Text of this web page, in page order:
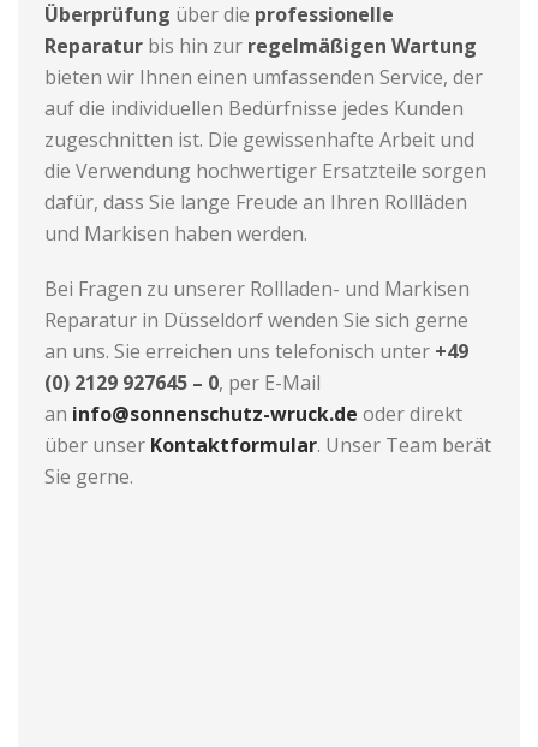
Überprüfung über die professionelle
Reparatur bis hin zur regelmäßigen Wartung
bieten wir Ihnen einen umfassenden Service, der
auf die individuellen Bedürfnisse jedes Kunden
zugeschnitten ist. Die gewissenhafte Arbeit und
die Verwendung hochwertiger Ersatzteile sorgen
dafür, dass Sie lange Freude an Ihren Rollläden
und Markisen haben werden.
Bei Fragen zu unserer Rollladen- und Markisen
Reparatur in Düsseldorf wenden Sie sich gerne
an uns. Sie erreichen uns telefonisch unter +49
(0) 2129 927645 – 0, per E-Mail
an info@sonnenschutz-wruck.de oder direkt
über unser Kontaktformular. Unser Team berät
Sie gerne.